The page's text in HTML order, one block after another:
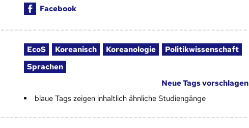
Facebook
EcoS Koreanisch Koreanologie
Politikwissenschaft
Sprachen
Neue Tags vorschlagen
blaue Tags zeigen inhaltlich ähnliche Studiengänge